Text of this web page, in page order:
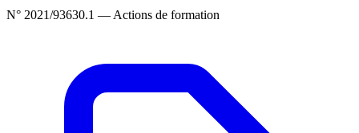
N° 2021/93630.1 — Actions de formation